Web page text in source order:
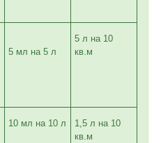
5 мл на 5 л
5 л на 10
кв.м
10 мл на 10 л
1,5 л на 10
кв.м